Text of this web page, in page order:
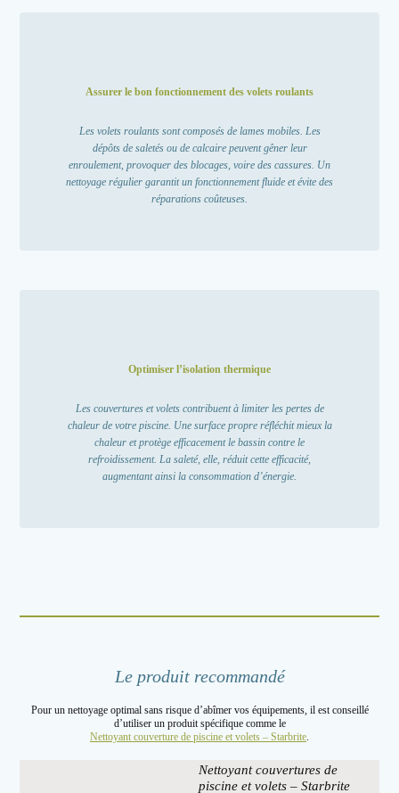
Assurer le bon fonctionnement des volets roulants
Les volets roulants sont composés de lames mobiles. Les
dépôts de saletés ou de calcaire peuvent gêner leur
enroulement, provoquer des blocages, voire des cassures. Un
nettoyage régulier garantit un fonctionnement fluide et évite des
réparations coûteuses.
Optimiser l’isolation thermique
Les couvertures et volets contribuent à limiter les pertes de
chaleur de votre piscine. Une surface propre réfléchit mieux la
chaleur et protège efficacement le bassin contre le
refroidissement. La saleté, elle, réduit cette efficacité,
augmentant ainsi la consommation d’énergie.
Le produit recommandé
Pour un nettoyage optimal sans risque d’abîmer vos équipements, il est conseillé
d’utiliser un produit spécifique comme le
Nettoyant couverture de piscine et volets – Starbrite.
Nettoyant couvertures de
piscine et volets – Starbrite